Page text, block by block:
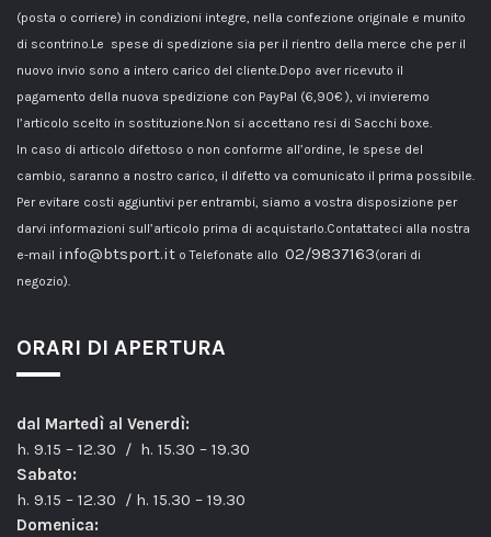
(posta o corriere) in condizioni integre, nella confezione originale e munito
di scontrino.Le spese di spedizione sia per il rientro della merce che per il
nuovo invio sono a intero carico del cliente.Dopo aver ricevuto il
pagamento della nuova spedizione con PayPal (6,90€ ), vi invieremo
l’articolo scelto in sostituzione.Non si accettano resi di Sacchi boxe.
In caso di articolo difettoso o non conforme all’ordine, le spese del
cambio, saranno a nostro carico, il difetto va comunicato il prima possibile.
Per evitare costi aggiuntivi per entrambi, siamo a vostra disposizione per
darvi informazioni sull’articolo prima di acquistarlo.Contattateci alla nostra
e-mail info@btsport.it o Telefonate allo 02/9837163(orari di
negozio).
ORARI DI APERTURA
dal Martedì al Venerdì:
h. 9.15 – 12.30 / h. 15.30 – 19.30
Sabato:
h. 9.15 – 12.30 / h. 15.30 – 19.30
Domenica: